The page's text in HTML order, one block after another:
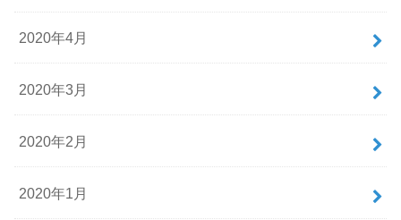
2020年4月
2020年3月
2020年2月
2020年1月